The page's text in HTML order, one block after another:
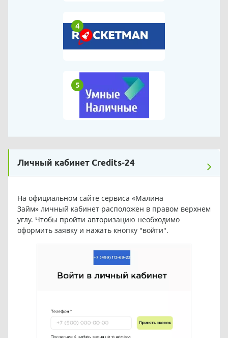
4
5
Личный кабинет Credits-24
На официальном сайте сервиса «Малина
Займ» личный кабинет расположен в правом верхнем
углу. Чтобы пройти авторизацию необходимо
оформить заявку и нажать кнопку "войти".